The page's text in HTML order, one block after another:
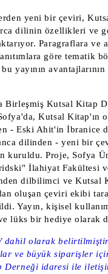
yeni bir çeviri,
dilinin özellikleri ve
Paragraflara ve
göre tematik
yayının
Birleşmiş Kutsal Kitap
Kutsal Kitap'ın
- Eski Ahit'in İbranice
dilinden - yeni bir
kuruldu. Proje, Sofya
İlahiyat Fakültesi
dilbilimci ve Kutsal
oluşan çeviri ekibi
Yayın, kişisel
lüks bir hediye olarak
dahil olarak
ve büyük siparişler
Derneği idaresi ile